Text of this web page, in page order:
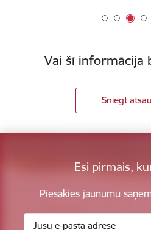
Vai šī informācija
Sniegt
Esi pirmais,
Piesakies jaunumu